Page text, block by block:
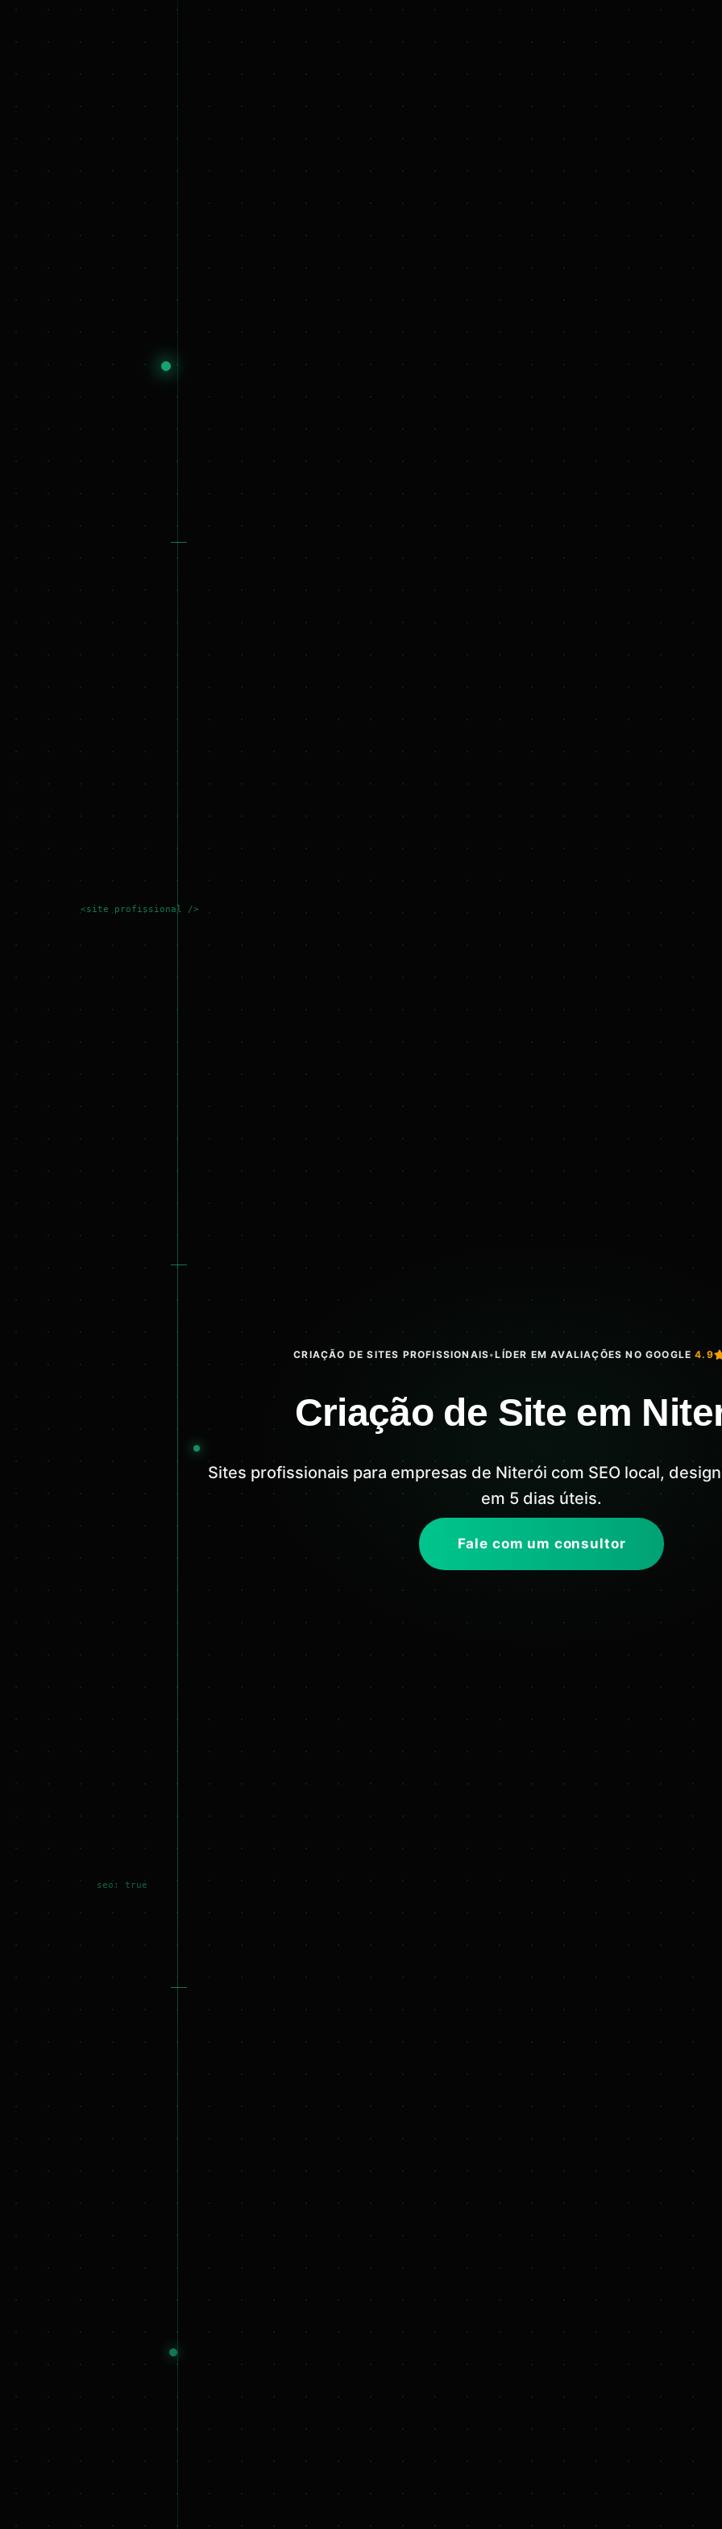
<site profissional />
seo: true
CRIAÇÃO DE SITES PROFISSIONAIS•LÍDER EM AVALIAÇÕES NO GOOGLE 4.9
Criação de Site em
Sites profissionais para empresas de Niterói com SEO local,
em 5 dias úteis.
Fale com um consultor